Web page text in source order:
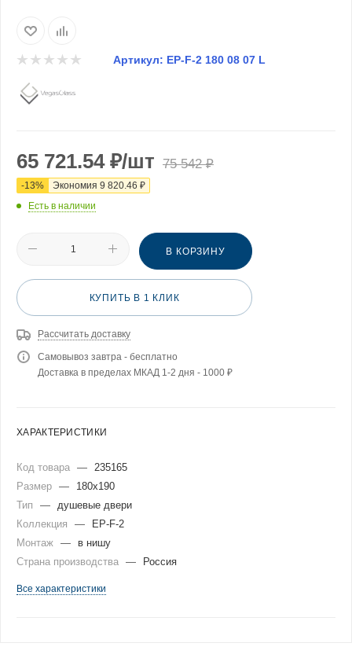
Артикул: EP-F-2 180 08 07 L
65 721.54₽/шт 75 542₽
-13% Экономия 9 820.46 ₽
Есть в наличии
В КОРЗИНУ
КУПИТЬ В 1 КЛИК
Рассчитать доставку
Самовывоз завтра - бесплатно
Доставка в пределах МКАД 1-2 дня - 1000 ₽
ХАРАКТЕРИСТИКИ
Код товара —
235165
Размер —
180x190
Тип
—
душевые двери
Коллекция
—
EP-F-2
Монтаж —
в нишу
Страна производства — Россия
Все характеристики